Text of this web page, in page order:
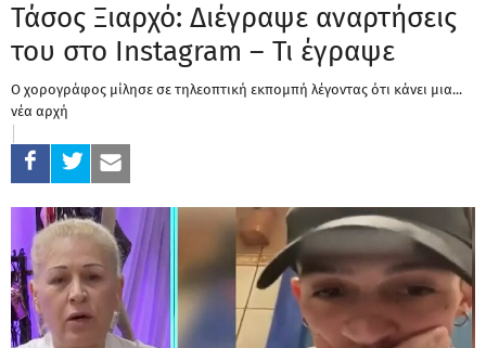
Τάσος Ξιαρχό: Διέγραψε αναρτήσεις
του στο Instagram – Τι έγραψε
Ο χορογράφος μίλησε σε τηλεοπτική εκπομπή λέγοντας ότι κάνει μια...
νέα αρχή